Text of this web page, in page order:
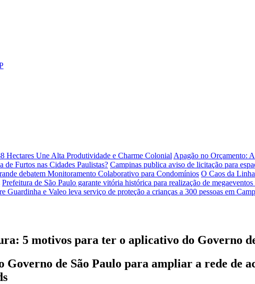
Hectares Une Alta Produtividade e Charme Colonial Apagão no Orçamento:
Furtos nas Cidades Paulistas? Campinas publica aviso de licitação para
debatem Monitoramento Colaborativo para Condomínios O Caos da
Prefeitura de São Paulo garante vitória histórica para realização de
Guardinha e Valeo leva serviço de proteção a crianças a 300 pessoas em
5 motivos para ter o aplicativo do Governo
de São Paulo para ampliar a rede de